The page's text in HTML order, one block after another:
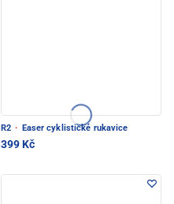
R2 · Easer cyklistické rukavice
399 Kč